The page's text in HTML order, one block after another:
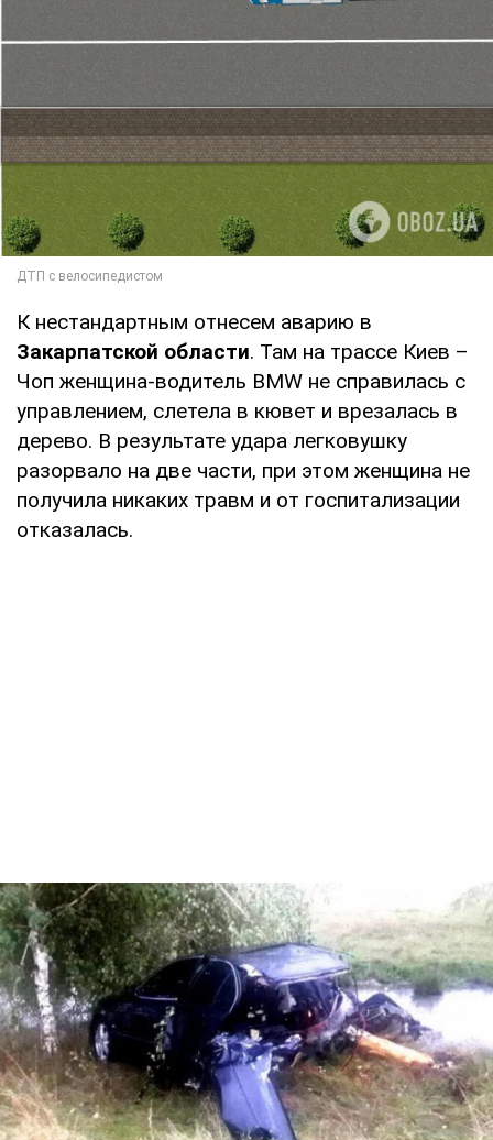
К нестандартным отнесем аварию в
Закарпатской области. Там на трассе Киев –
Чоп женщина-водитель BMW не справилась с
управлением, слетела в кювет и врезалась в
дерево. В результате удара легковушку
разорвало на две части, при этом женщина не
получила никаких травм и от госпитализации
отказалась.